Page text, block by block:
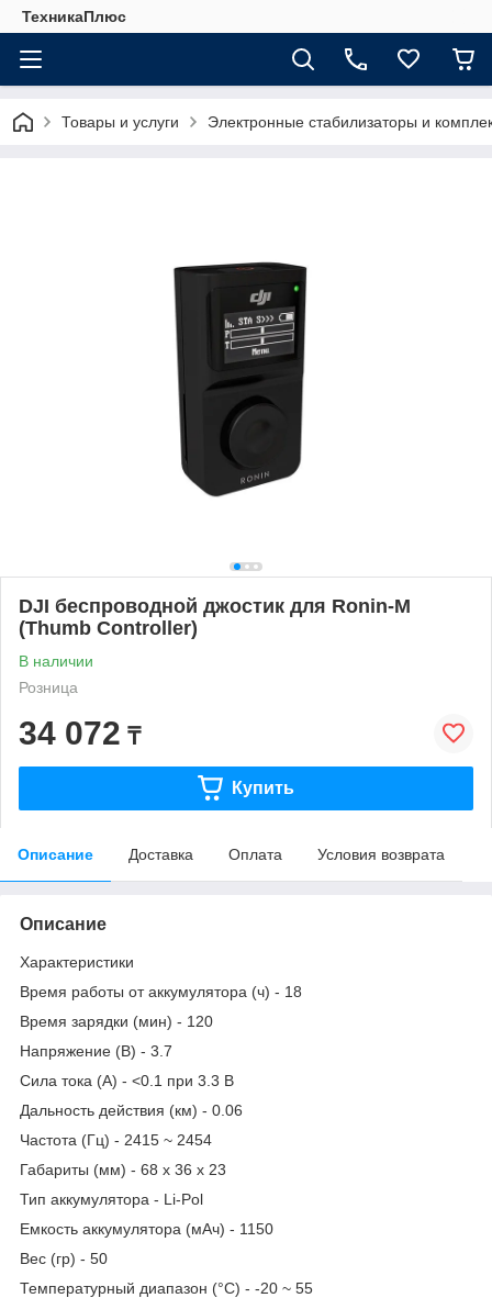
ТехникаПлюс
Товары и услуги Электронные стабилизаторы и
DJI беспроводной джостик для Ronin-M
(Thumb Controller)
В наличии
Розница
34 072 ₸
Купить
Описание Доставка Оплата Условия возврата
Описание
Характеристики
Время работы от аккумулятора (ч) - 18
Время зарядки (мин) - 120
Напряжение (В) - 3.7
Сила тока (А) - <0.1 при 3.3 В
Дальность действия (км) - 0.06
Частота (Гц) - 2415 ~ 2454
Габариты (мм) - 68 x 36 x 23
Тип аккумулятора - Li-Pol
Емкость аккумулятора (мАч) - 1150
Вес (гр) - 50
Температурный диапазон (°C) - -20 ~ 55